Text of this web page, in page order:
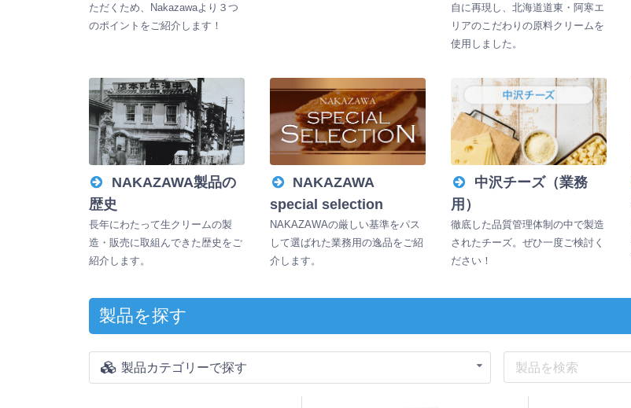
ただくため、Nakazawaより３つ
のポイントをご紹介します！
自に再現し、北海道道東・阿寒エ
リアのこだわりの原料クリームを
使用しました。
NAKAZAWA製品の
歴史
長年にわたって生クリームの製
造・販売に取組んできた歴史をご
紹介します。
NAKAZAWA
special selection
NAKAZAWAの厳しい基準をパス
して選ばれた業務用の逸品をご紹
介します。
中沢チーズ（業務
用）
徹底した品質管理体制の中で製造
されたチーズ。ぜひ一度ご検討く
ださい！
製品を探す
製品カテゴリーで探す